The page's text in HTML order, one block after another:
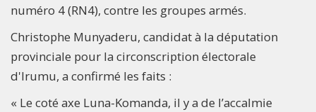
numéro 4 (RN4), contre les groupes armés.
Christophe Munyaderu, candidat à la députation
provinciale pour la circonscription électorale
d'Irumu, a confirmé les faits :
« Le coté axe Luna-Komanda, il y a de l’accalmie